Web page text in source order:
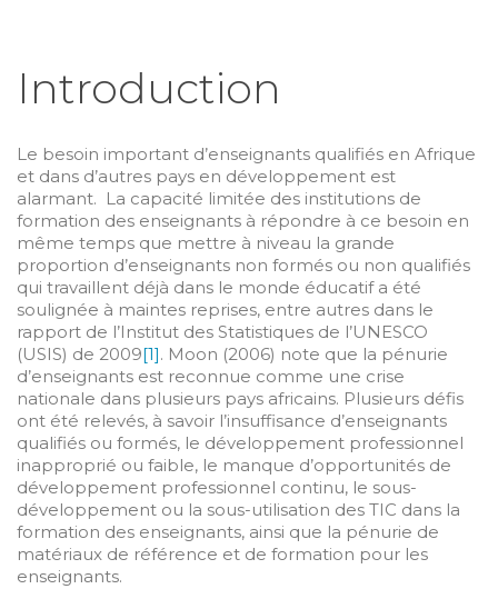
Introduction
Le besoin important d’enseignants qualifiés en Afrique
et dans d’autres pays en développement est
alarmant. La capacité limitée des institutions de
formation des enseignants à répondre à ce besoin en
même temps que mettre à niveau la grande
proportion d’enseignants non formés ou non qualifiés
qui travaillent déjà dans le monde éducatif a été
soulignée à maintes reprises, entre autres dans le
rapport de l’Institut des Statistiques de l’UNESCO
(USIS) de 2009[1]. Moon (2006) note que la pénurie
d’enseignants est reconnue comme une crise
nationale dans plusieurs pays africains. Plusieurs défis
ont été relevés, à savoir l’insuffisance d’enseignants
qualifiés ou formés, le développement professionnel
inapproprié ou faible, le manque d’opportunités de
développement professionnel continu, le sous-
développement ou la sous-utilisation des TIC dans la
formation des enseignants, ainsi que la pénurie de
matériaux de référence et de formation pour les
enseignants.